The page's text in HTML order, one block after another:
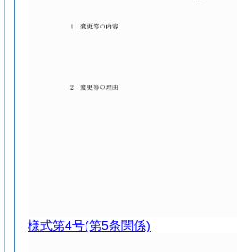
様式第4号(第5条関係)